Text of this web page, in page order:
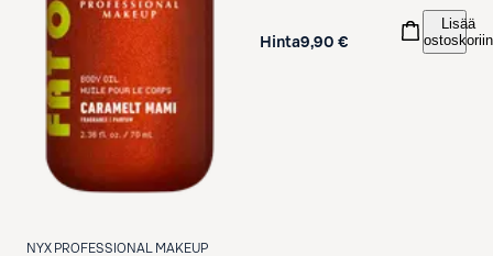
NYX PROFESSIONAL MAKEUP
Hinta9,90 €
Lisää
ostoskoriin